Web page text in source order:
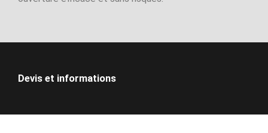
Devis et informations